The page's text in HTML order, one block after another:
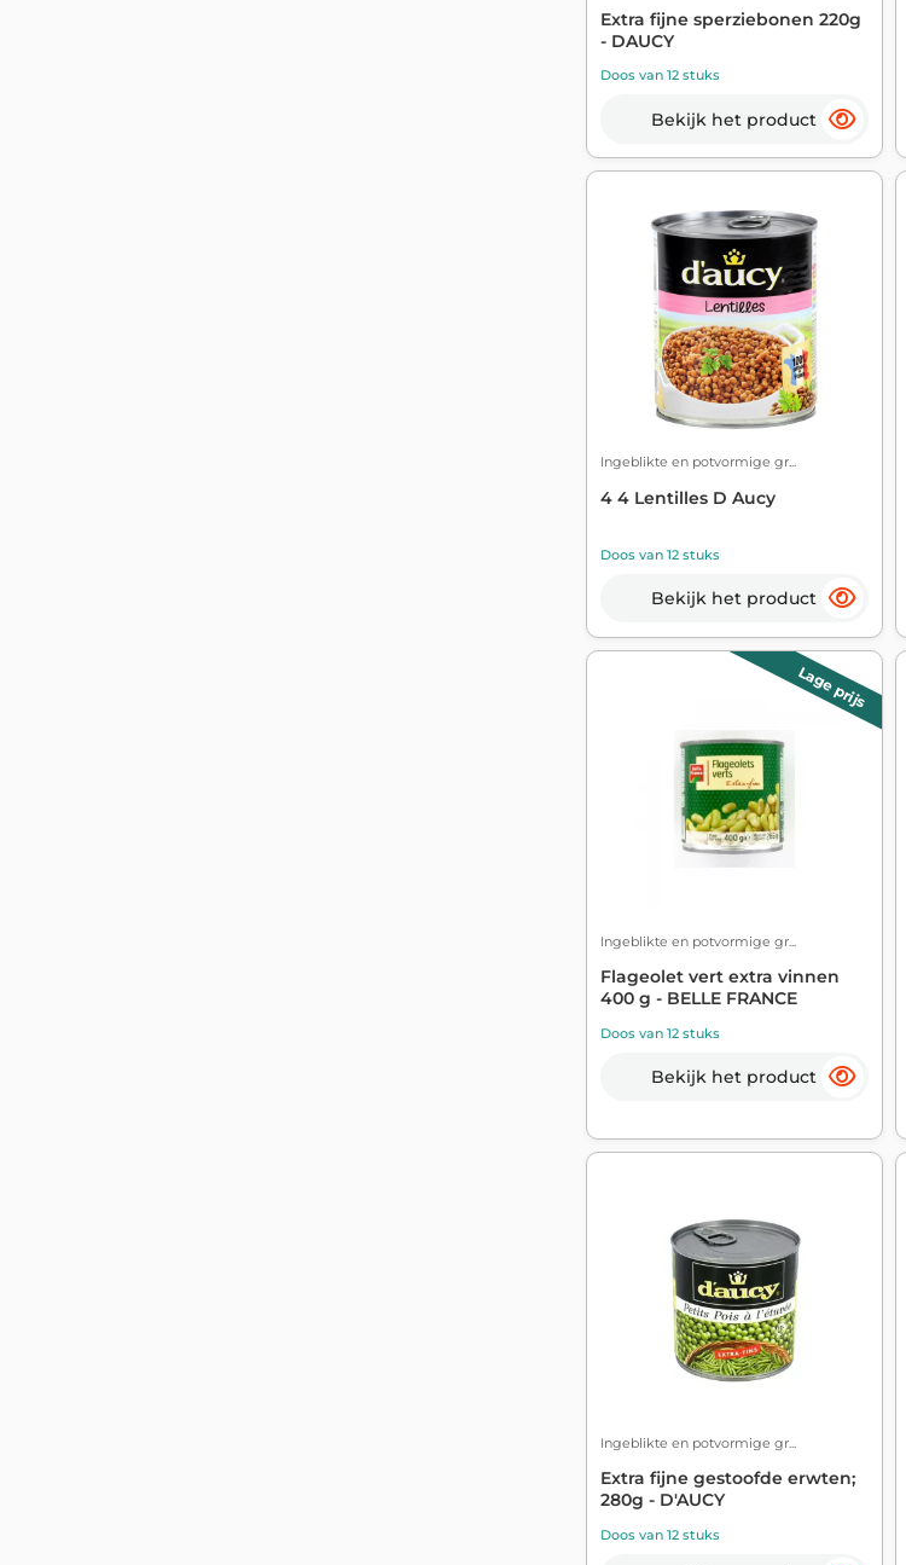
Extra fijne sperziebonen 220g
- DAUCY
Doos van 12 stuks
Bekijk het product
Ingeblikte en potvormige gr...
4 4 Lentilles D Aucy
Doos van 12 stuks
Bekijk het product
Lage prijs
Ingeblikte en potvormige gr...
Flageolet vert extra vinnen
400 g - BELLE FRANCE
Doos van 12 stuks
Bekijk het product
Ingeblikte en potvormige gr...
Extra fijne gestoofde erwten;
280g - D'AUCY
Doos van 12 stuks